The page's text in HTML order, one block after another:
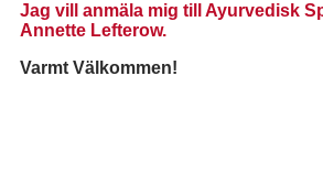
Jag vill anmäla mig till Ayurvedisk
Annette Lefterow.
Varmt Välkommen!